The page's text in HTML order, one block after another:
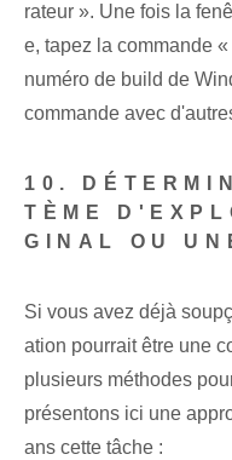
rateur ». Une fois la
e, tapez la commande
numéro de build de
commande avec
10.
TÈME
GINAL OU
Si vous avez déjà
ation pourrait être une
plusieurs méthodes
présentons ici une
ans cette tâche :